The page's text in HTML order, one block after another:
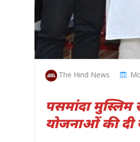
The Hind News
पसमांदा मुस्लिम
योजनाओं की दी